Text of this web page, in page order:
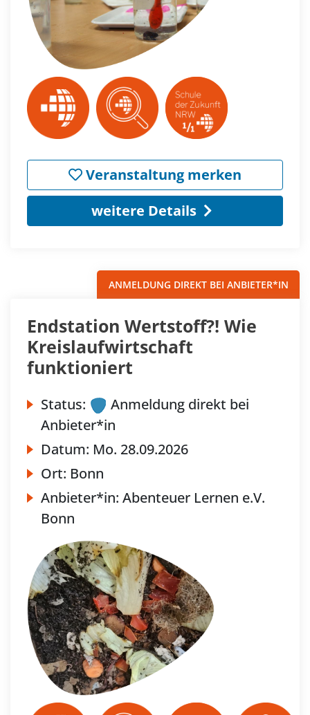
Veranstaltung merken
weitere Details
ANMELDUNG DIREKT BEI ANBIETER*IN
Endstation Wertstoff?! Wie
Kreislaufwirtschaft
funktioniert
Status:
Anmeldung direkt bei
Anbieter*in
Datum: Mo. 28.09.2026
Ort: Bonn
Anbieter*in: Abenteuer Lernen e.V.
Bonn